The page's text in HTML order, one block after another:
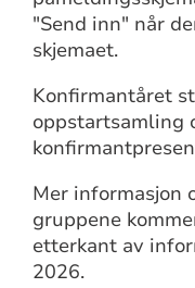
"Send inn" når
skjemaet.
Konfirmantåret
oppstartsamling
Mer informasjon
gruppene
etterkant av
2026.